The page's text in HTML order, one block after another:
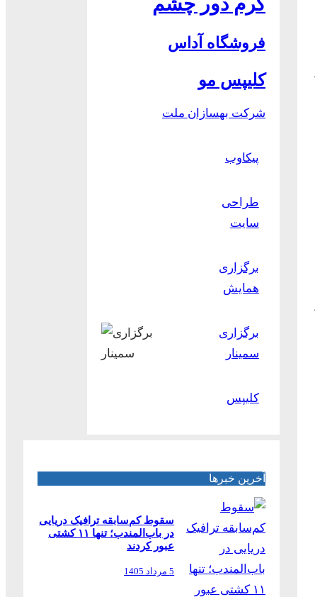
فروشگاه آداس
کلیپس مو
شرکت بهسازان ملت
پیکاوب
طراحی
سایت
برگزاری
همایش
برگزاری
سمینار
کلیپس
آخرین خبرها
سقوط کم‌سابقه ترافیک دریایی
در باب‌المندب؛ تنها ۱۱ کشتی
عبور کردند
5 مرداد 1405